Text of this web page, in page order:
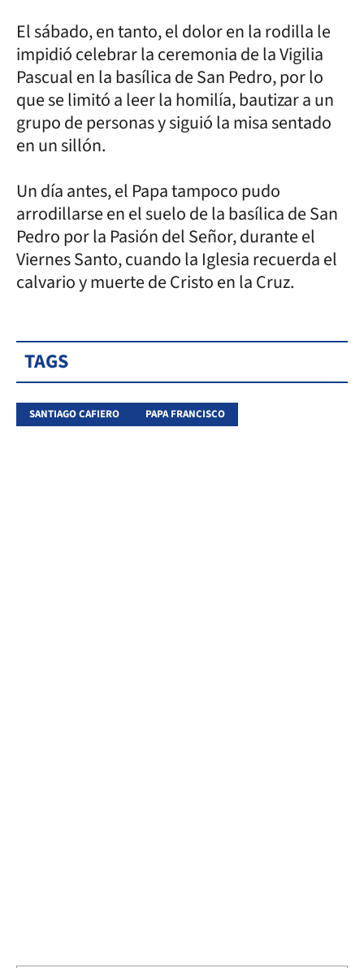
El sábado, en tanto, el dolor en la rodilla le
impidió celebrar la ceremonia de la Vigilia
Pascual en la basílica de San Pedro, por lo
que se limitó a leer la homilía, bautizar a un
grupo de personas y siguió la misa sentado
en un sillón.
Un día antes, el Papa tampoco pudo
arrodillarse en el suelo de la basílica de San
Pedro por la Pasión del Señor, durante el
Viernes Santo, cuando la Iglesia recuerda el
calvario y muerte de Cristo en la Cruz.
TAGS
SANTIAGO CAFIERO PAPA FRANCISCO